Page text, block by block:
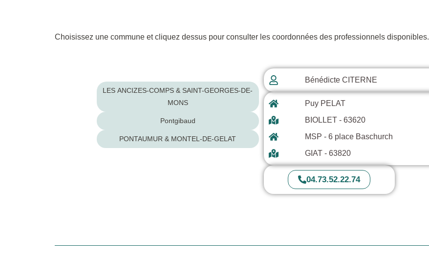
Choisissez une commune et cliquez dessus pour consulter les coordonnées des professionnels disponibles.
LES ANCIZES-COMPS & SAINT-GEORGES-DE-
MONS
Pontgibaud
PONTAUMUR & MONTEL-DE-GELAT
Bénédicte CITERNE
Puy PELAT
BIOLLET - 63620
MSP - 6 place Baschurch
GIAT - 63820
04.73.52.22.74